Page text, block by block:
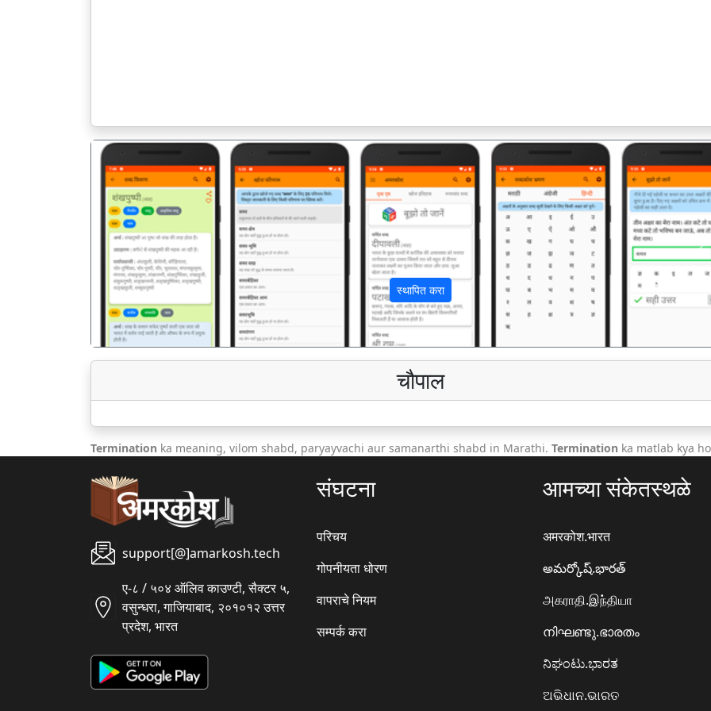
स्थापित करा
पिछला
चौपाल
Termination ka meaning, vilom shabd, paryayvachi aur samanarthi shabd in Marathi. Termination ka matlab kya
support[@]amarkosh.tech
ए-८ / ५०४ ऑलिव काउण्टी, सैक्टर ५,
वसुन्धरा, गाजियाबाद, २०१०१२ उत्तर
प्रदेश, भारत
संघटना
परिचय
गोपनीयता धोरण
वापराचे नियम
सम्पर्क करा
आमच्या संकेतस्थळे
अमरकोश.भारत
అమర్కోష్.భారత్
அகராதி.இந்தியா
നിഘണ്ടു.ഭാരതം
ನಿಘಂಟು.ಭಾರತ
ଅଭିଧାନ.ଭାରତ